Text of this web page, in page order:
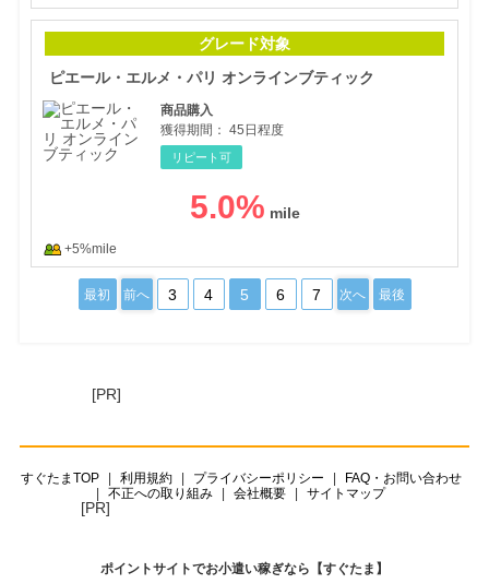
グレード対象
ピエール・エルメ・パリ オンラインブティック
商品購入
獲得期間： 45日程度
リピート可
5.0%
+5%mile
最初 前へ 3 4 5 6 7 次へ 最後
[PR]
すぐたまTOP 利用規約 プライバシーポリシー
FAQ・お問い合わせ
不正への取り組み
会社概要 サイトマップ
[PR]
ポイントサイトでお小遣い稼ぎなら【すぐたま】